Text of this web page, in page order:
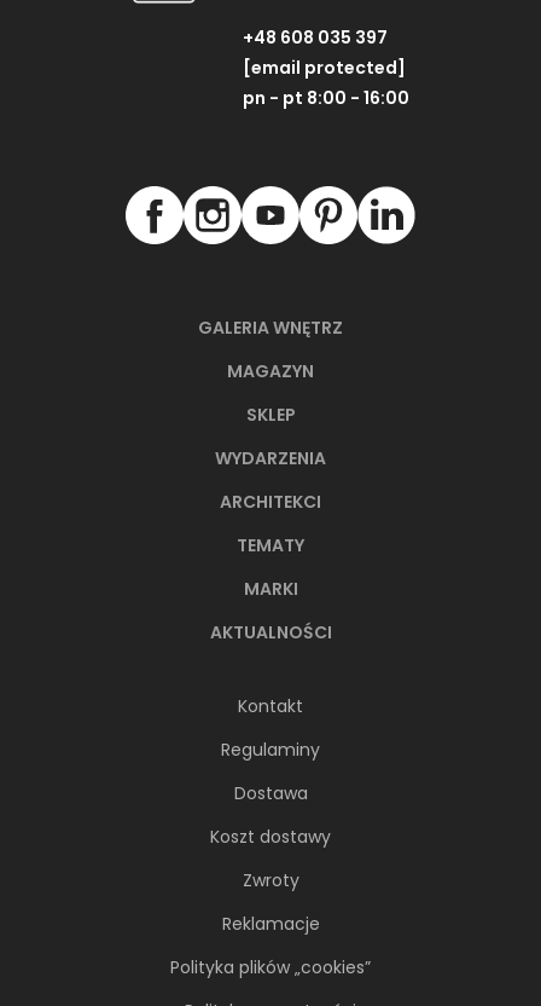
GALERIA WNĘTRZ
MAGAZYN
SKLEP
WYDARZENIA
ARCHITEKCI
TEMATY
MARKI
AKTUALNOŚCI
Kontakt
Regulaminy
Dostawa
Koszt dostawy
Zwroty
Reklamacje
Polityka plików „cookies”
+48 608 035 397
[email protected]
pn - pt 8:00 - 16:00